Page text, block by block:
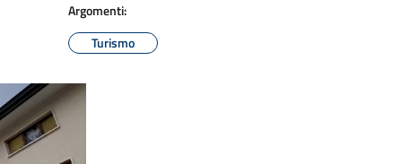
Argomenti:
Turismo